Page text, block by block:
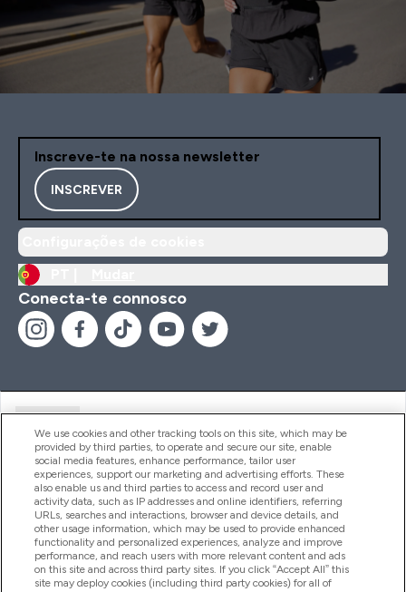
Inscreve-te na nossa newsletter
INSCREVER
Conecta-te connosco
Produtos
Informação
We use cookies and other tracking tools on this site, which may be
provided by third parties, to operate and secure our site, enable
social media features, enhance performance, tailor user
experiences, support our marketing and advertising efforts. These
also enable us and third parties to access and record user and
activity data, such as IP addresses and online identifiers, referring
URLs, searches and interactions, browser and device details, and
other usage information, which may be used to provide enhanced
functionality and personalized experiences, analyze and improve
performance, and reach users with more relevant content and ads
on this site and across third party sites. If you click “Accept All” this
site may deploy cookies (including third party cookies) for all of